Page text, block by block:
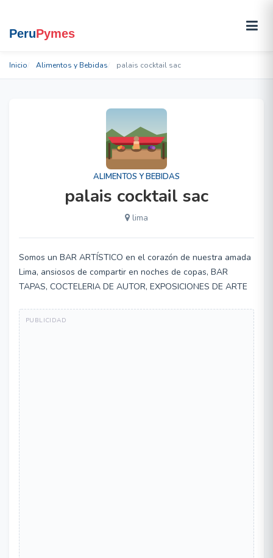
Inicio Alimentos y Bebidas palais cocktail sac
ALIMENTOS Y BEBIDAS
palais cocktail sac
lima
Somos un BAR ARTÍSTICO en el corazón de nuestra amada
Lima, ansiosos de compartir en noches de copas, BAR
TAPAS, COCTELERIA DE AUTOR, EXPOSICIONES DE ARTE